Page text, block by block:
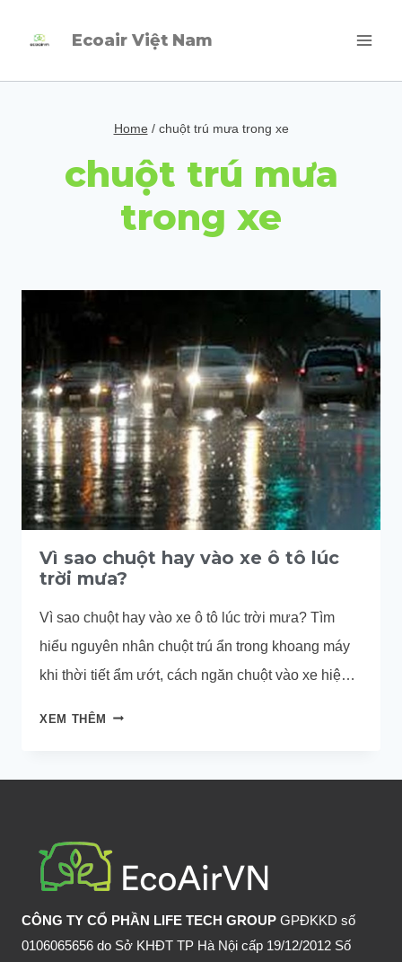
Ecoair Việt Nam
Home / chuột trú mưa trong xe
chuột trú mưa
trong xe
Vì sao chuột hay vào xe ô tô lúc
trời mưa?
Vì sao chuột hay vào xe ô tô lúc trời mưa? Tìm
hiểu nguyên nhân chuột trú ẩn trong khoang máy
khi thời tiết ẩm ướt, cách ngăn chuột vào xe hiệu
XEM THÊM VÌ
HAY
Ô
LÚC
TRỜI
MƯA?
CÔNG TY CỔ PHẦN LIFE TECH GROUP GPĐKKD số
0106065656 do Sở KHĐT TP Hà Nội cấp 19/12/2012 Số